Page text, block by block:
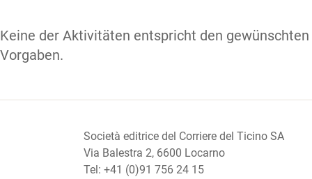
Keine der Aktivitäten entspricht den gewünschten
Vorgaben.
Società editrice del Corriere del Ticino SA
Via Balestra 2, 6600 Locarno
Tel: +41 (0)91 756 24 15